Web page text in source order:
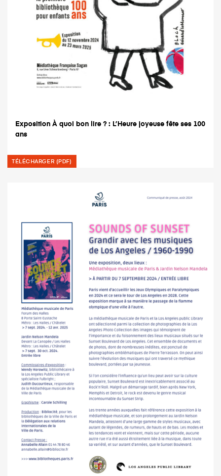
Exposition À quoi bon lire ? : L’Heure joyeuse fête ses 100
ans
TÉLÉCHARGER (PDF)